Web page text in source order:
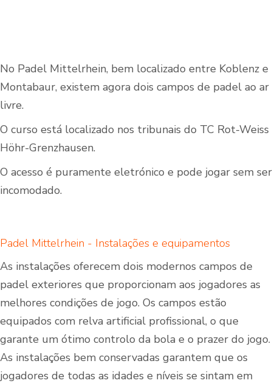
No Padel Mittelrhein, bem localizado entre Koblenz e
Montabaur, existem agora dois campos de padel ao ar
livre.
O curso está localizado nos tribunais do TC Rot-Weiss
Höhr-Grenzhausen.
O acesso é puramente eletrónico e pode jogar sem ser
incomodado.
Padel Mittelrhein - Instalações e equipamentos
As instalações oferecem dois modernos campos de
padel exteriores que proporcionam aos jogadores as
melhores condições de jogo. Os campos estão
equipados com relva artificial profissional, o que
garante um ótimo controlo da bola e o prazer do jogo.
As instalações bem conservadas garantem que os
jogadores de todas as idades e níveis se sintam em